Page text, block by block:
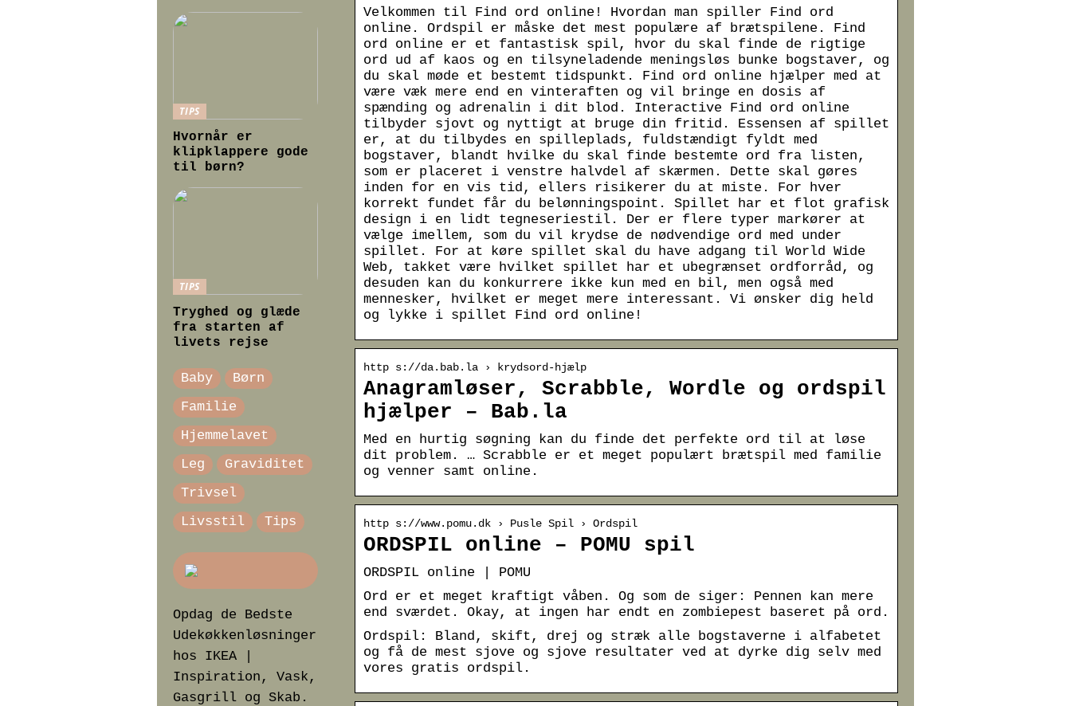
Velkommen til Find ord online! Hvordan man spiller Find ord
online. Ordspil er måske det mest populære af brætspilene. Find
ord online er et fantastisk spil, hvor du skal finde de rigtige
ord ud af kaos og en tilsyneladende meningsløs bunke bogstaver, og
du skal møde et bestemt tidspunkt. Find ord online hjælper med at
være væk mere end en vinteraften og vil bringe en dosis af
spænding og adrenalin i dit blod. Interactive Find ord online
tilbyder sjovt og nyttigt at bruge din fritid. Essensen af spillet
er, at du tilbydes en spilleplads, fuldstændigt fyldt med
bogstaver, blandt hvilke du skal finde bestemte ord fra listen,
som er placeret i venstre halvdel af skærmen. Dette skal gøres
inden for en vis tid, ellers risikerer du at miste. For hver
korrekt fundet får du belønningspoint. Spillet har et flot grafisk
design i en lidt tegneseriestil. Der er flere typer markører at
vælge imellem, som du vil krydse de nødvendige ord med under
spillet. For at køre spillet skal du have adgang til World Wide
Web, takket være hvilket spillet har et ubegrænset ordforråd, og
desuden kan du konkurrere ikke kun med en bil, men også med
mennesker, hvilket er meget mere interessant. Vi ønsker dig held
og lykke i spillet Find ord online!
http s://da.bab.la › krydsord-hjælp
Anagramløser, Scrabble, Wordle og ordspil
hjælper – Bab.la
Med en hurtig søgning kan du finde det perfekte ord til at løse
dit problem. … Scrabble er et meget populært brætspil med familie
og venner samt online.
http s://www.pomu.dk › Pusle Spil › Ordspil
ORDSPIL online – POMU spil
ORDSPIL online | POMU
Ord er et meget kraftigt våben. Og som de siger: Pennen kan mere
end sværdet. Okay, at ingen har endt en zombiepest baseret på ord.
Ordspil: Bland, skift, drej og stræk alle bogstaverne i alfabetet
og få de mest sjove og sjove resultater ved at dyrke dig selv med
vores gratis ordspil.
TIPS
Hvornår er
klipklappere gode
til børn?
TIPS
Tryghed og glæde
fra starten af
livets rejse
Baby
Børn
Familie
Hjemmelavet
Leg
Graviditet
Trivsel
Livsstil
Tips
Opdag de Bedste
Udekøkkenløsninger
hos IKEA |
Inspiration, Vask,
Gasgrill og Skab.